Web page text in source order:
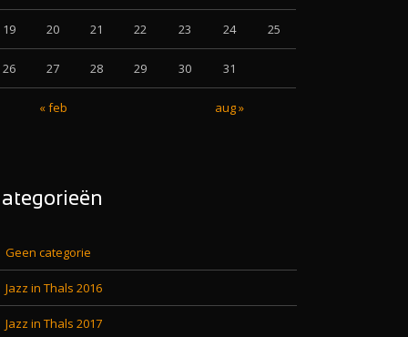
« feb aug »
19 20 21 22 23 24 25
26 27 28 29 30 31
Geen categorie
Jazz in Thals 2016
Jazz in Thals 2017